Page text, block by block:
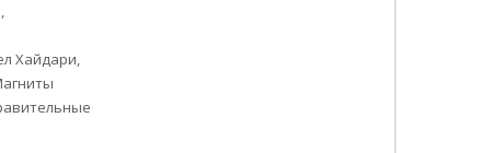
Хайдари,